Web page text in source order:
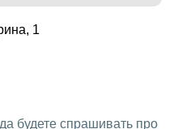
1
будете спрашивать про